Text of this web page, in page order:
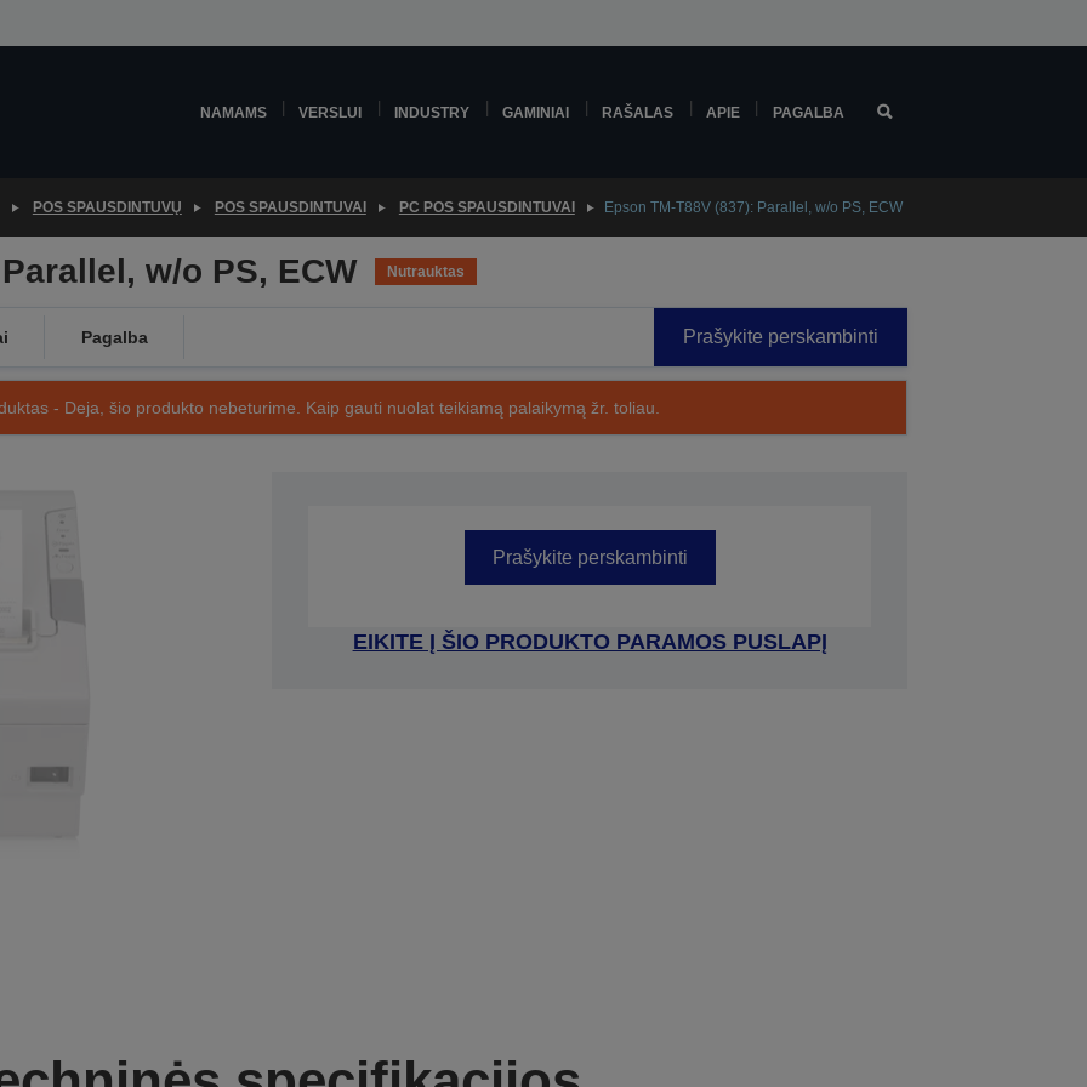
NAMAMS VERSLUI INDUSTRY GAMINIAI RAŠALAS APIE PAGALBA
POS SPAUSDINTUVŲ POS SPAUSDINTUVAI PC POS SPAUSDINTUVAI Epson TM-T88V (837): Parallel, w/o PS, ECW
w/o PS, ECW Nutrauktas
Pagalba Prašykite perskambinti
- Deja, šio produkto nebeturime. Kaip gauti nuolat teikiamą palaikymą žr. toliau.
Prašykite perskambinti
EIKITE Į ŠIO PRODUKTO PARAMOS PUSLAPĮ